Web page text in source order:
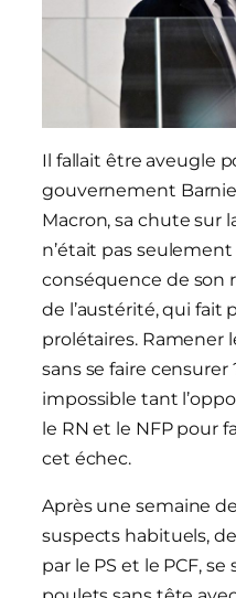
Il fallait être aveugle
gouvernement
Macron, sa chute sur
n’était pas
conséquence de son
de l’austérité, qui fait
prolétaires. Ramener
sans se faire censurer
impossible tant
le RN et le NFP pour
cet échec.
Après une semaine
suspects habituels,
par le PS et le PCF,